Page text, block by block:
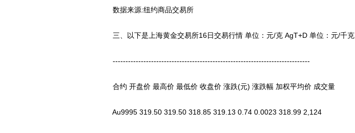
数据来源:纽约商品交易所
三、以下是上海黄金交易所16日交易行情 单位：元/克 AgT+D 单位：元/千克
-----------------------------------------------------------------------------
合约 开盘价 最高价 最低价 收盘价 涨跌(元) 涨跌幅 加权平均价 成交量
Au9995 319.50 319.50 318.85 319.13 0.74 0.0023 318.99 2,124